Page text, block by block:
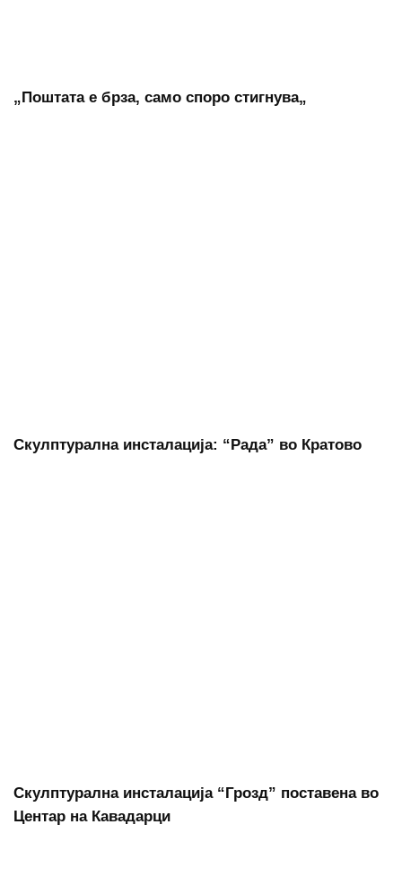
„Поштата е брза, само споро стигнува„
Скулптурална инсталација: “Рада” во Кратово
Скулптурална инсталација “Грозд” поставена во
Центар на Кавадарци